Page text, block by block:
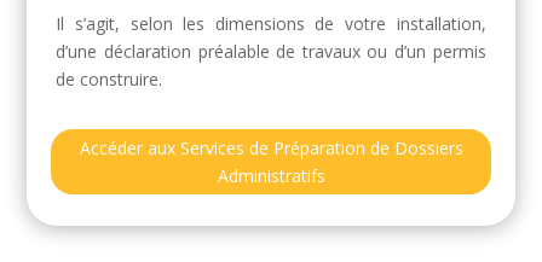
Il s’agit, selon les dimensions de votre installation,
d’une déclaration préalable de travauxou d’un permis
de construire.
Accéder aux Services de Préparation de Dossiers
Administratifs